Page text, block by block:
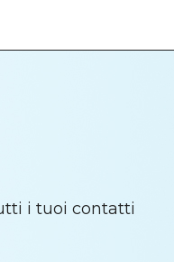
i tuoi contatti